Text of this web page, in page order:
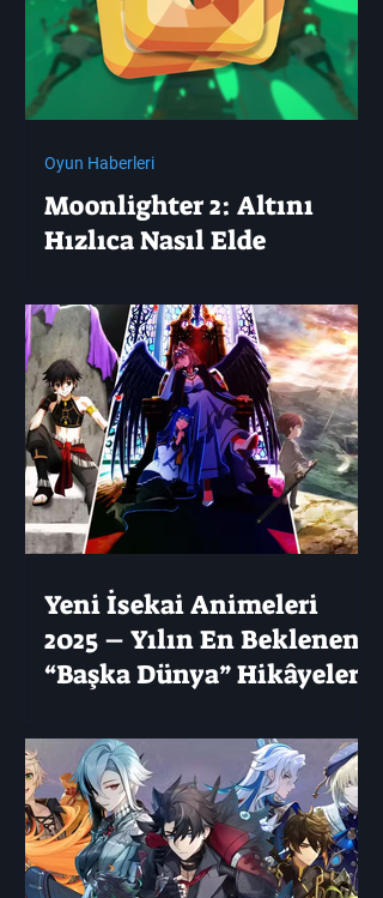
Moonlighter 2: Altını
Hızlıca Nasıl Elde
Oyun Haberleri
Yeni İsekai Animeleri
2025 – Yılın En Beklenen
“Başka Dünya” Hikâyeleri